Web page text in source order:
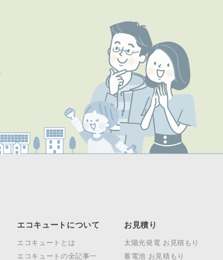
エコキュートについて
エコキュートとは
エコキュートの全記事一
お見積り
太陽光発電 お見積もり
蓄電池 お見積もり